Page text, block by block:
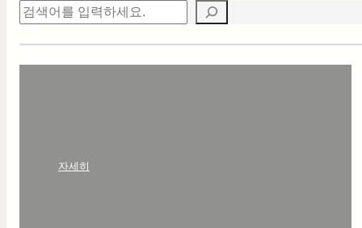
검
자세히